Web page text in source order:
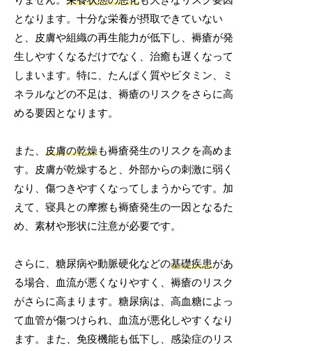
となります。十分な栄養が摂取できていない
と、皮膚や組織の再生能力が低下し、褥瘡が発
生しやすくなるだけでなく、治癒も遅くなって
しまいます。特に、たんぱく質やビタミン、ミ
ネラルなどの不足は、褥瘡のリスクをさらに高
める要因となります。
また、皮膚の乾燥も褥瘡発生のリスクを高めま
す。皮膚が乾燥すると、外部からの刺激に弱く
なり、傷つきやすくなってしまうからです。加
えて、寝具との摩擦も褥瘡発生の一因となるた
め、素材や形状に注意が必要です。
さらに、糖尿病や動脈硬化などの基礎疾患があ
る場合、血流が悪くなりやすく、褥瘡のリスク
がさらに高まります。糖尿病は、高血糖によっ
て血管が傷つけられ、血流が悪化しやすくなり
ます。また、免疫機能も低下し、感染症のリス